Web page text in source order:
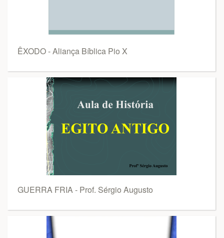
ÊXODO - Aliança Bíblica Pio X
GUERRA FRIA - Prof. Sérgio Augusto